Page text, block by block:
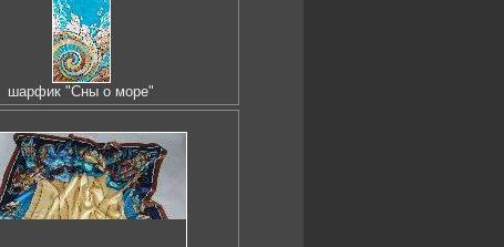
шарфик "Сны о море"